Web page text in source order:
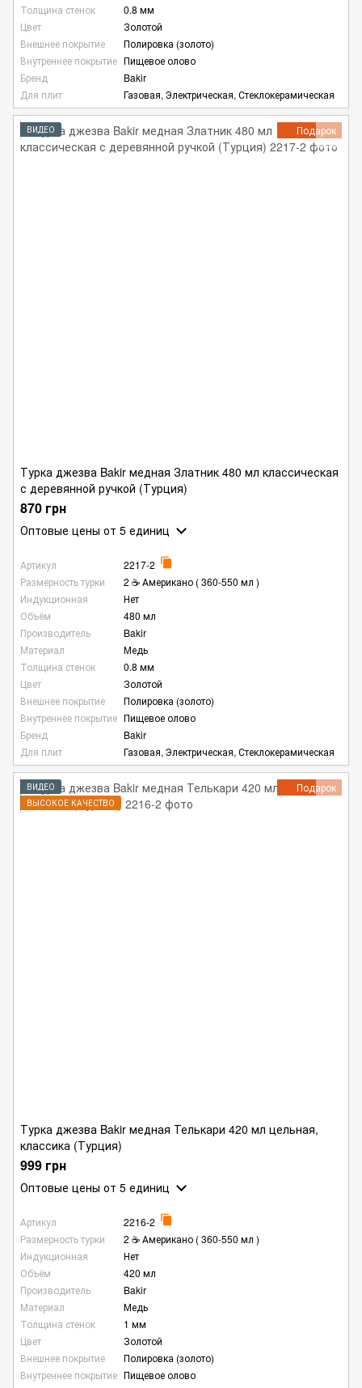
Толщина стенок
0.8 мм
Цвет
Золотой
Внешнее покрытие
Полировка (золото)
Внутреннее покрытие Пищевое олово
Бренд
Bakir
Для плит
Газовая, Электрическая, Стеклокерамическая
Подарок
ВИДЕО
Турка джезва Bakir медная Златник 480 мл классическая
с деревянной ручкой (Турция)
870 грн
Оптовые цены от 5 единиц
Артикул
2217-2
Размерность турки
2 ☕ Американо ( 360-550 мл )
Индукционная
Нет
Объём
480 мл
Производитель
Bakir
Материал
Медь
Толщина стенок
0.8 мм
Цвет
Золотой
Внешнее покрытие
Полировка (золото)
Внутреннее покрытие Пищевое олово
Бренд
Bakir
Для плит
Газовая, Электрическая, Стеклокерамическая
Подарок
ВИДЕО
ВЫСОКОЕ КАЧЕСТВО
Турка джезва Bakir медная Телькари 420 мл цельная,
классика (Турция)
999 грн
Оптовые цены от 5 единиц
Артикул
2216-2
Размерность турки
2 ☕ Американо ( 360-550 мл )
Индукционная
Нет
Объём
420 мл
Производитель
Bakir
Материал
Медь
Толщина стенок
1 мм
Цвет
Золотой
Внешнее покрытие
Полировка (золото)
Внутреннее покрытие Пищевое олово